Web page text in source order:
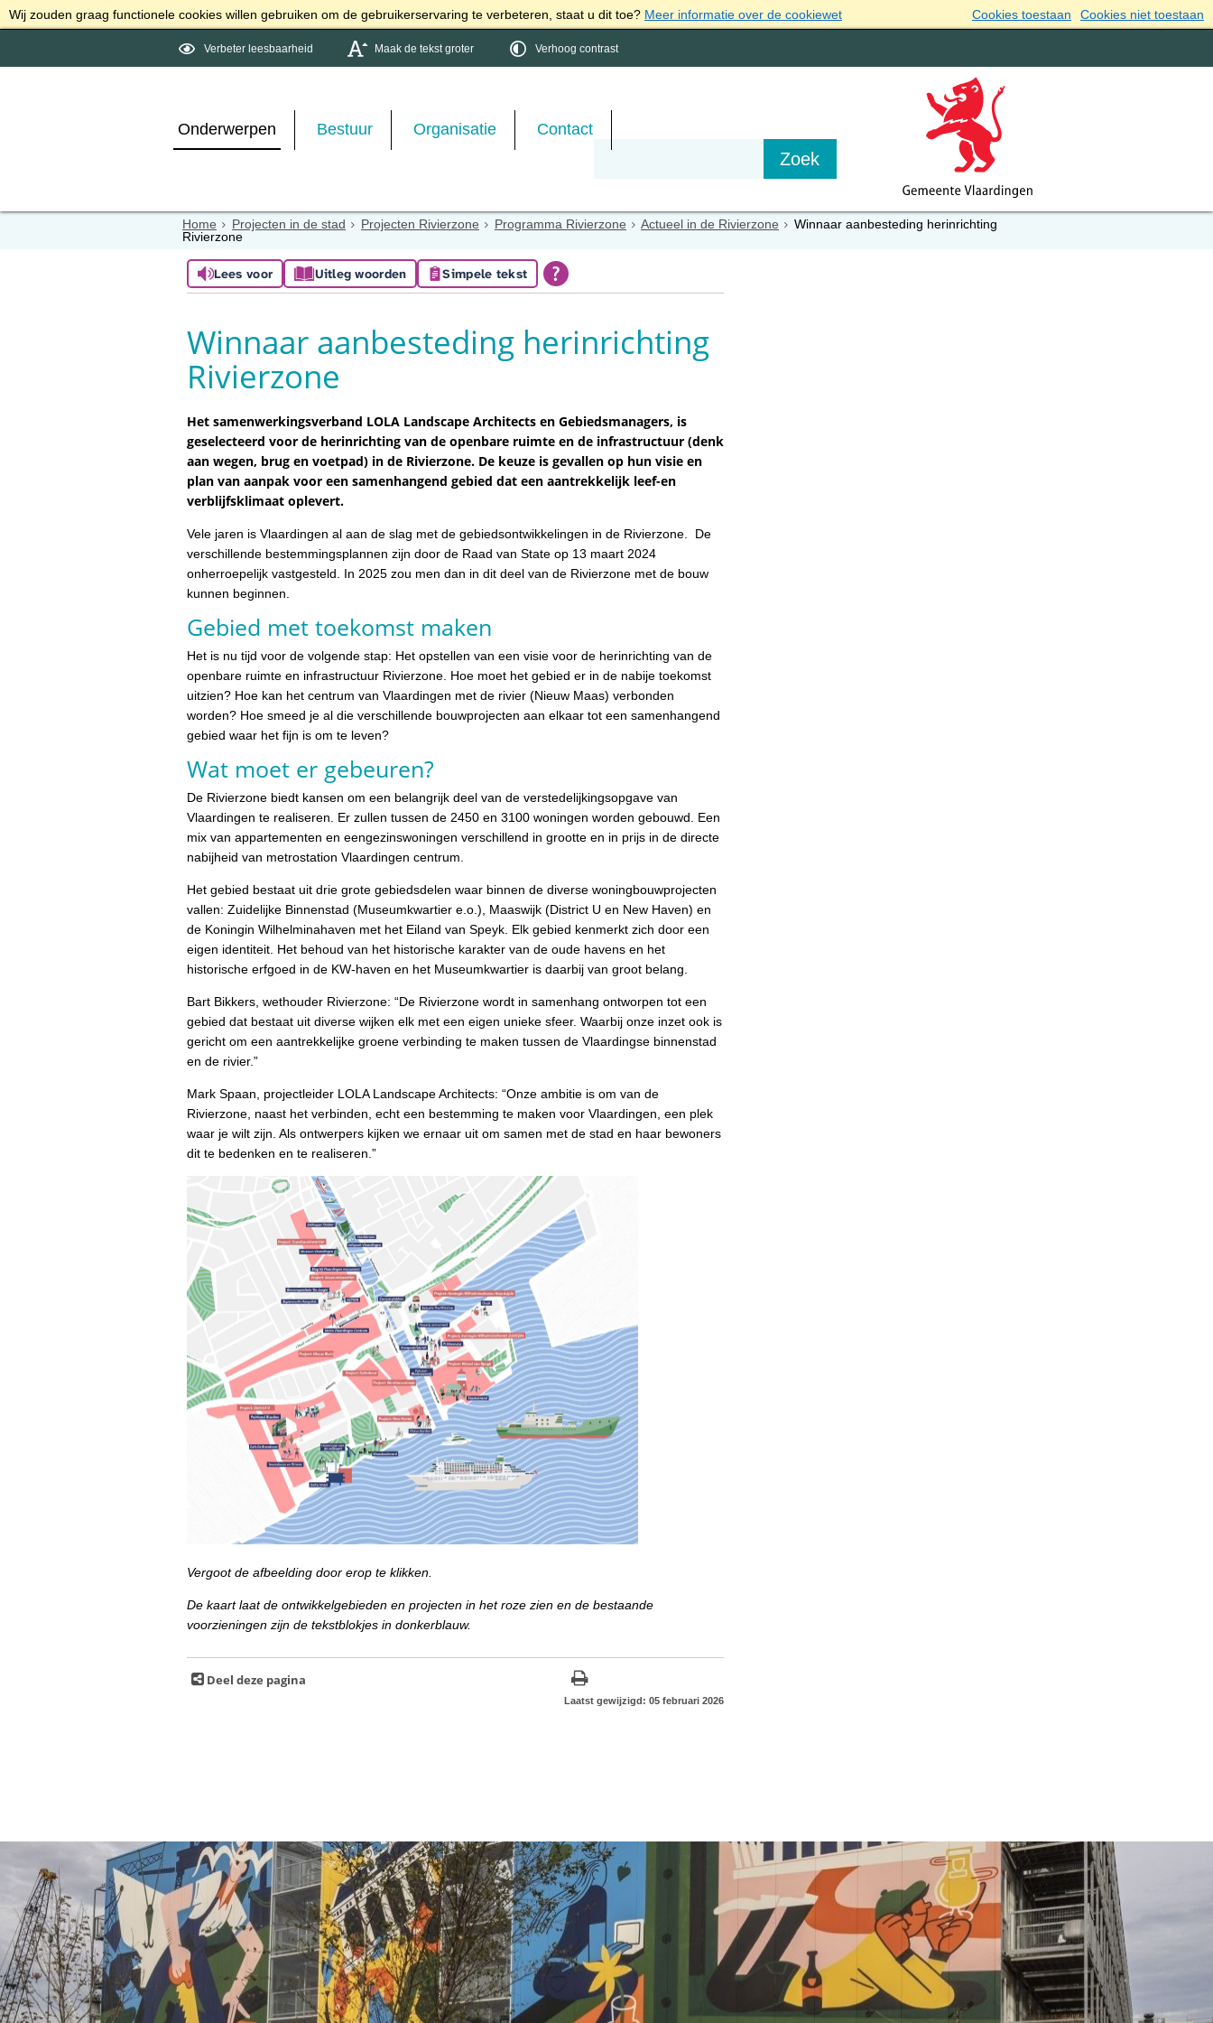
Wij zouden graag functionele cookies willen gebruiken om de gebruikerservaring te verbeteren, staat u dit toe? Meer informatie over de cookiewet Cookies toestaan Cookies niet toestaan
Verbeter leesbaarheid Maak de tekst groter Verhoog contrast
Onderwerpen Bestuur Organisatie Contact
Home Projecten in de stad Projecten Rivierzone Programma Rivierzone Actueel in de Rivierzone
Winnaar aanbesteding herinrichting
Rivierzone
Lees voor Uitleg woorden Simpele tekst
Winnaar aanbesteding herinrichting
Rivierzone
Het samenwerkingsverband LOLA Landscape Architects en Gebiedsmanagers, is
geselecteerd voor de herinrichting van de openbare ruimte en de infrastructuur (denk
aan wegen, brug en voetpad) in de Rivierzone. De keuze is gevallen op hun visie en
plan van aanpak voor een samenhangend gebied dat een aantrekkelijk leef-en
verblijfsklimaat oplevert.
Vele jaren is Vlaardingen al aan de slag met de gebiedsontwikkelingen in de Rivierzone. De
verschillende bestemmingsplannen zijn door de Raad van State op 13 maart 2024
onherroepelijk vastgesteld. In 2025 zou men dan in dit deel van de Rivierzone met de bouw
kunnen beginnen.
Gebied met toekomst maken
Het is nu tijd voor de volgende stap: Het opstellen van een visie voor de herinrichting van de
openbare ruimte en infrastructuur Rivierzone. Hoe moet het gebied er in de nabije toekomst
uitzien? Hoe kan het centrum van Vlaardingen met de rivier (Nieuw Maas) verbonden
worden? Hoe smeed je al die verschillende bouwprojecten aan elkaar tot een samenhangend
gebied waar het fijn is om te leven?
Wat moet er gebeuren?
De Rivierzone biedt kansen om een belangrijk deel van de verstedelijkingsopgave van
Vlaardingen te realiseren. Er zullen tussen de 2450 en 3100 woningen worden gebouwd. Een
mix van appartementen en eengezinswoningen verschillend in grootte en in prijs in de directe
nabijheid van metrostation Vlaardingen centrum.
Het gebied bestaat uit drie grote gebiedsdelen waar binnen de diverse woningbouwprojecten
vallen: Zuidelijke Binnenstad (Museumkwartier e.o.), Maaswijk (District U en New Haven) en
de Koningin Wilhelminahaven met het Eiland van Speyk. Elk gebied kenmerkt zich door een
eigen identiteit. Het behoud van het historische karakter van de oude havens en het
historische erfgoed in de KW-haven en het Museumkwartier is daarbij van groot belang.
Bart Bikkers, wethouder Rivierzone: “De Rivierzone wordt in samenhang ontworpen tot een
gebied dat bestaat uit diverse wijken elk met een eigen unieke sfeer. Waarbij onze inzet ook is
gericht om een aantrekkelijke groene verbinding te maken tussen de Vlaardingse binnenstad
en de rivier.”
Mark Spaan, projectleider LOLA Landscape Architects: “Onze ambitie is om van de
Rivierzone, naast het verbinden, echt een bestemming te maken voor Vlaardingen, een plek
waar je wilt zijn. Als ontwerpers kijken we ernaar uit om samen met de stad en haar bewoners
dit te bedenken en te realiseren.”
Vergoot de afbeelding door erop te klikken.
De kaart laat de ontwikkelgebieden en projecten in het roze zien en de bestaande
voorzieningen zijn de tekstblokjes in donkerblauw.
Deel deze pagina
Laatst gewijzigd: 05 februari 2026